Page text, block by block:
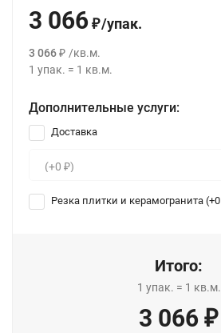
3 066 ₽/упак.
3 066 ₽ /кв.м.
1 упак. = 1 кв.м.
Дополнительные услуги:
Доставка
Резка плитки и керамогранита (+0
Итого:
1 упак. = 1 кв.м.
3 066 ₽